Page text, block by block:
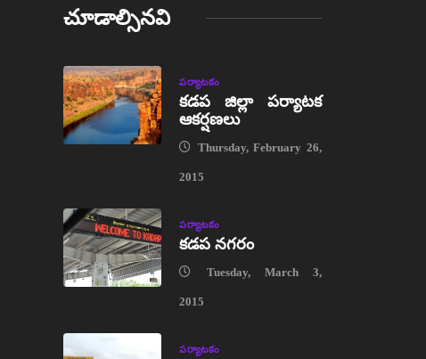
చూడాల్సినవి
పర్యాటకం
కడప జిల్లా పర్యాటక
ఆకర్షణలు
Thursday, February 26,
2015
పర్యాటకం
కడప నగరం
Tuesday, March 3,
2015
పర్యాటకం